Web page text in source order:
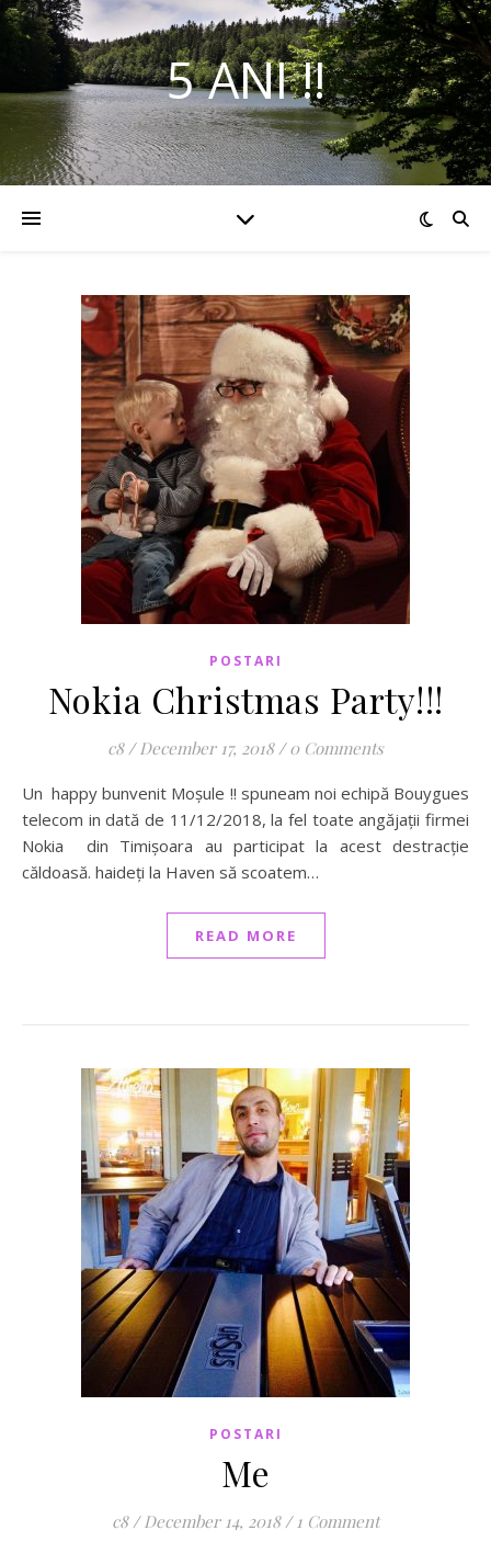
5 ANI !!
POSTARI
Nokia Christmas Party!!!
c8 / December 17, 2018 / 0 Comments
Un happy bunvenit Moșule !! spuneam noi echipă Bouygues
telecom in dată de 11/12/2018, la fel toate angăjații firmei
Nokia din Timișoara au participat la acest destracție
căldoasă. haideți la Haven să scoatem…
READ MORE
POSTARI
Me
c8 / December 14, 2018 / 1 Comment